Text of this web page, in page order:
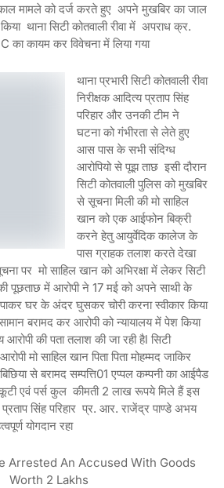
मामले को दर्ज करते हुए अपने मुखबिर का जाल
थाना सिटी कोतवाली रीवा में अपराध क्र.
कायम कर विवेचना में लिया गया
थाना प्रभारी सिटी कोतवाली रीवा
निरीक्षक आदित्य प्रताप सिंह
परिहार और उनकी टीम ने
घटना को गंभीरता से लेते हुए
आस पास के सभी संदिग्ध
आरोपियो से पूझ ताछ इसी दौरान
सिटी कोतवाली पुलिस को मुखबिर
से सूचना मिली की मो साहिल
खान को एक आईफोन बिक्री
करने हेतु आयुर्वेदिक कालेज के
पास ग्राहक तलाश करते देखा
पर मो साहिल खान को अभिरक्षा में लेकर सिटी
पूछताछ में आरोपी ने 17 मई को अपने साथी के
घर के अंदर घुसकर चोरी करना स्वीकार किया
बरामद कर आरोपी को न्यायालय में पेश किया
की पता तलाश की जा रही हैl सिटी
मो साहिल खान पिता पिता मोहम्मद जाकिर
से बरामद सम्पत्ति01 एप्पल कम्पनी का आईपैड
एवं पर्स कुल कीमती 2 लाख रूपये मिले हैं इस
प्रताप सिंह परिहार प्र. आर. राजेंद्र पाण्डे अभय
योगदान रहा
Arrested An Accused With Goods
Worth 2 Lakhs